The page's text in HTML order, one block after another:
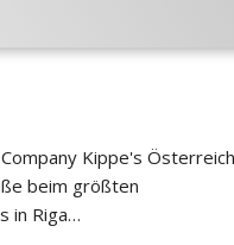
Kippe's Österreich
beim größten
in Riga…